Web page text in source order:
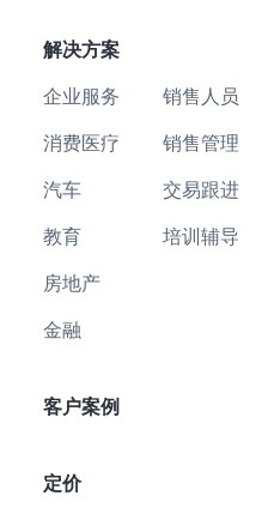
解决方案
企业服务
消费医疗
汽车
教育
房地产
金融
销售人员
销售管理
交易跟进
培训辅导
客户案例
定价